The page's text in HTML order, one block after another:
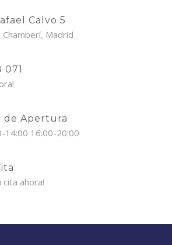
Calvo 5
Chamberí, Madrid
071
de Apertura
14:00 16:00-20:00
cita ahora!